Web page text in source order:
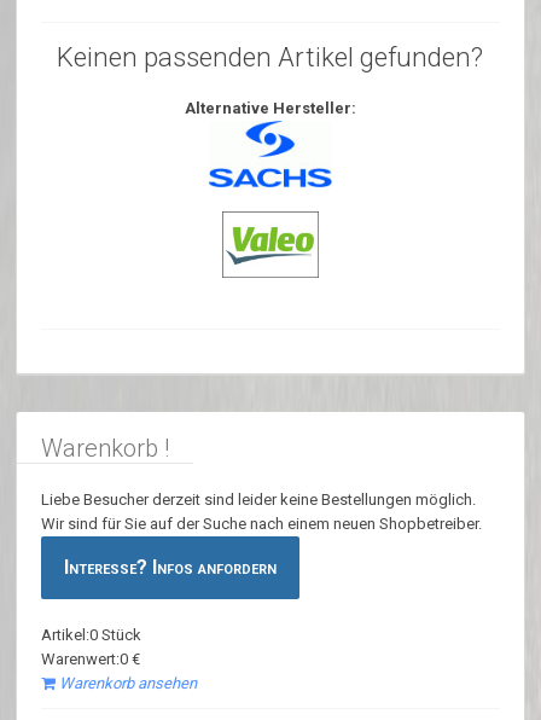
Keinen passenden Artikel gefunden?
Alternative Hersteller:
Warenkorb !
Liebe Besucher derzeit sind leider keine Bestellungen möglich.
Wir sind für Sie auf der Suche nach einem neuen Shopbetreiber.
Interesse? Infos anfordern
Artikel:0 Stück
Warenwert:0 €
Warenkorb ansehen